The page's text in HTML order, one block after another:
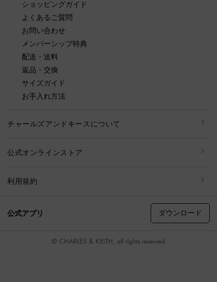
ショッピングガイド
よくあるご質問
お問い合わせ
メンバーシップ特典
配送・送料
返品・交換
サイズガイド
お手入れ方法
チャールズアンドキースについて
公式オンラインストア
利用規約
公式アプリ ダウンロード
© CHARLES & KEITH, all rights reserved